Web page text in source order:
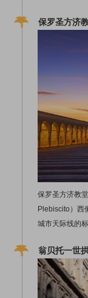
保罗圣方济
保罗圣方济教
Plebiscito）西
城市天际线的
翁贝托一世